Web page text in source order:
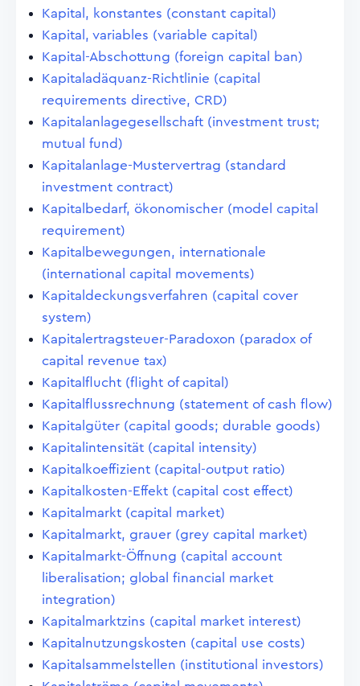
Kapital, konstantes (constant capital)
Kapital, variables (variable capital)
Kapital-Abschottung (foreign capital ban)
Kapitaladäquanz-Richtlinie (capital
requirements directive, CRD)
Kapitalanlagegesellschaft (investment trust;
mutual fund)
Kapitalanlage-Mustervertrag (standard
investment contract)
Kapitalbedarf, ökonomischer (model capital
requirement)
Kapitalbewegungen, internationale
(international capital movements)
Kapitaldeckungsverfahren (capital cover
system)
Kapitalertragsteuer-Paradoxon (paradox of
capital revenue tax)
Kapitalflucht (flight of capital)
Kapitalflussrechnung (statement of cash flow)
Kapitalgüter (capital goods; durable goods)
Kapitalintensität (capital intensity)
Kapitalkoeffizient (capital-output ratio)
Kapitalkosten-Effekt (capital cost effect)
Kapitalmarkt (capital market)
Kapitalmarkt, grauer (grey capital market)
Kapitalmarkt-Öffnung (capital account
liberalisation; global financial market
integration)
Kapitalmarktzins (capital market interest)
Kapitalnutzungskosten (capital use costs)
Kapitalsammelstellen (institutional investors)